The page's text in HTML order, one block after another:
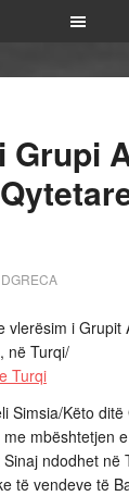
Grupi
DGRECA
vlerësim i Grupit
në Turqi/
Simsia/Këto
mbështetjen
ndodhet në
të vendeve të